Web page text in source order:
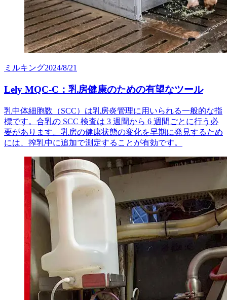
ミルキング2024/8/21
Lely MQC-C：乳房健康のための有望なツール
乳中体細胞数（SCC）は乳房炎管理に用いられる一般的な指
標です。合乳の SCC 検査は 3 週間から 6 週間ごとに行う必
要があります。乳房の健康状態の変化を早期に発見するため
には、搾乳中に追加で測定することが有効です。